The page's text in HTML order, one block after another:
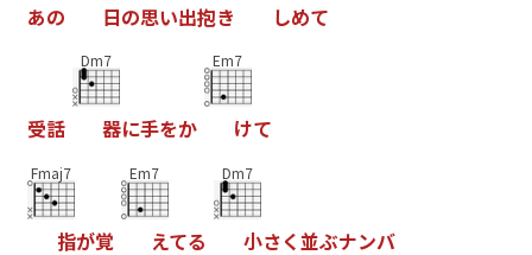
あの 日の思い出抱き しめて
受話
Dm7
器に手をか
Em7
けて
Fmaj7
指が覚
Em7
えてる
Dm7
小さく並ぶナンバ